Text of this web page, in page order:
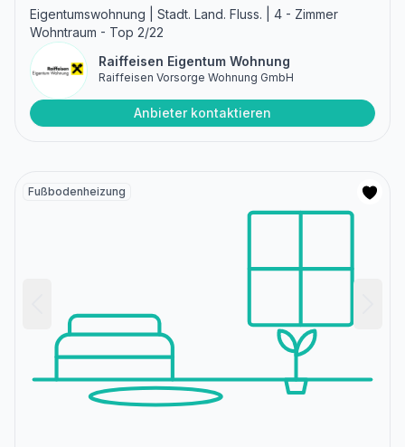
Eigentumswohnung | Stadt. Land. Fluss. | 4 - Zimmer
Wohntraum - Top 2/22
Raiffeisen Eigentum Wohnung
Raiffeisen Vorsorge Wohnung GmbH
Anbieter kontaktieren
Fußbodenheizung